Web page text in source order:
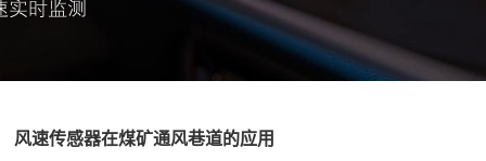
风速传感器在煤矿通风巷道的应用